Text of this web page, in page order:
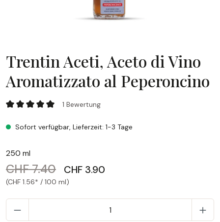
Trentin Aceti, Aceto di Vino
Aromatizzato al Peperoncino
Trentin Aceti, Aceto di Vino Aromatizzato al Peperoncino
1 Bewertung
Sofort verfügbar, Lieferzeit: 1-3 Tage
250 ml
CHF 7.40 CHF 3.90
(CHF 1.56* / 100 ml)